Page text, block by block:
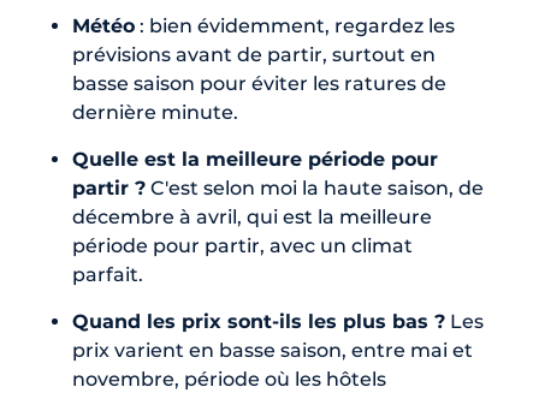
Météo : bien évidemment, regardez les
prévisions avant de partir, surtout en
basse saison pour éviter les ratures de
dernière minute.
Quelle est la meilleure période pour
partir ? C'est selon moi la haute saison, de
décembre à avril, qui est la meilleure
période pour partir, avec un climat
parfait.
Quand les prix sont-ils les plus bas ? Les
prix varient en basse saison, entre mai et
novembre, période où les hôtels